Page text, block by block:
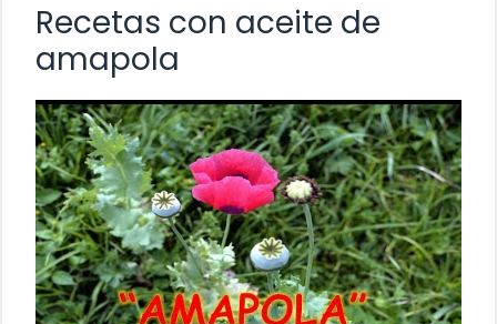
Recetas con aceite de
amapola